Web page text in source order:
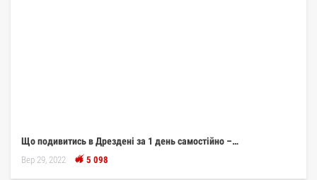
Що подивитись в Дрездені за 1 день самостійно –…
Вер 29, 2022 5 098